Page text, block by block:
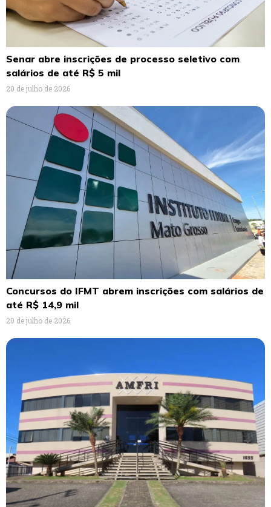
Senar abre inscrições de processo seletivo com
salários de até R$ 5 mil
20 de julho de 2026
Concursos do IFMT abrem inscrições com salários de
até R$ 14,9 mil
20 de julho de 2026